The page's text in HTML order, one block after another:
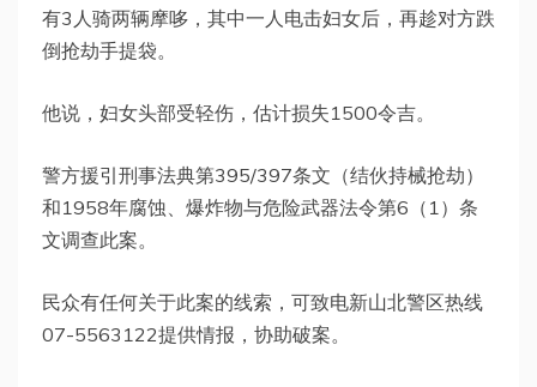
有3人骑两辆摩哆，其中一人电击妇女后，再趁对方跌
倒抢劫手提袋。
他说，妇女头部受轻伤，估计损失1500令吉。
警方援引刑事法典第395/397条文（结伙持械抢劫）
和1958年腐蚀、爆炸物与危险武器法令第6（1）条
文调查此案。
民众有任何关于此案的线索，可致电新山北警区热线
07-5563122提供情报，协助破案。